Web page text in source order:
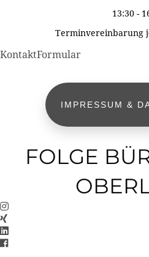
13:30 -
Terminvereinbarung
KontaktFormular
IMPRESSUM &
FOLGE